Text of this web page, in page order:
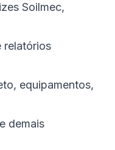
Soilmec,
relatórios
equipamentos,
demais